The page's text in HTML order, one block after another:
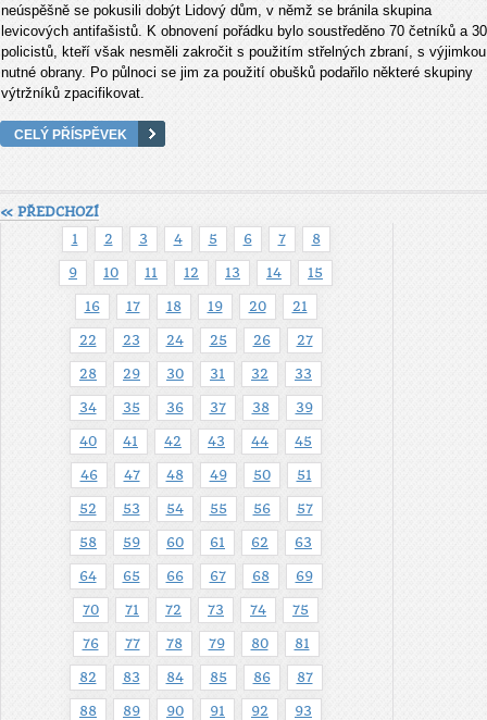
neúspěšně se pokusili dobýt Lidový dům, v němž se bránila skupina
levicových antifašistů. K obnovení pořádku bylo soustředěno 70 četníků a 30
policistů, kteří však nesměli zakročit s použitím střelných zbraní, s výjimkou
nutné obrany. Po půlnoci se jim za použití obušků podařilo některé skupiny
výtržníků zpacifikovat.
CELÝ PŘÍSPĚVEK
« PŘEDCHOZÍ
1
2 3 4 5 6 7 8
9 10 11 12 13 14 15
16 17 18 19 20 21
22 23 24 25 26 27
28 29 30 31 32 33
34 35 36 37 38 39
40 41 42 43 44 45
46 47 48 49 50 51
52 53 54 55 56 57
58 59 60 61 62 63
64 65 66 67 68 69
70 71 72 73 74 75
76 77 78 79 80 81
82 83 84 85 86 87
88 89 90 91 92 93